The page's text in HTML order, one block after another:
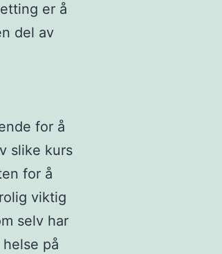
er å
del av
for å
slike kurs
for å
viktig
selv har
på